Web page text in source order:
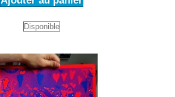
Disponible